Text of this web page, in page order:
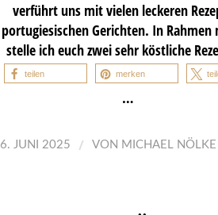
verführt uns mit vielen leckeren
portugiesischen Gerichten. In
stelle ich euch zwei sehr köstliche
teilen merken
…
6. JUNI 2025 / VON MICHAEL NÖLKE